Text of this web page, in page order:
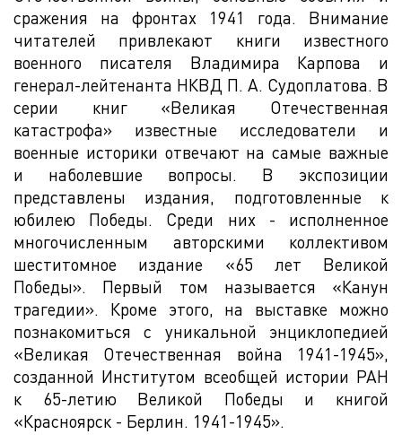
сражения на фронтах 1941 года. Внимание
читателей привлекают книги известного
военного писателя Владимира Карпова и
генерал-лейтенанта НКВД П. А. Судоплатова. В
серии книг «Великая Отечественная
катастрофа» известные исследователи и
военные историки отвечают на самые важные
и наболевшие вопросы. В экспозиции
представлены издания, подготовленные к
юбилею Победы. Среди них - исполненное
многочисленным авторскими коллективом
шеститомное издание «65 лет Великой
Победы». Первый том называется «Канун
трагедии». Кроме этого, на выставке можно
познакомиться с уникальной энциклопедией
«Великая Отечественная война 1941-1945»,
созданной Институтом всеобщей истории РАН
к 65-летию Великой Победы и книгой
«Красноярск - Берлин. 1941-1945».